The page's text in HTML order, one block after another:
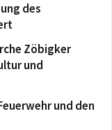
des
Zöbigker
und
und den